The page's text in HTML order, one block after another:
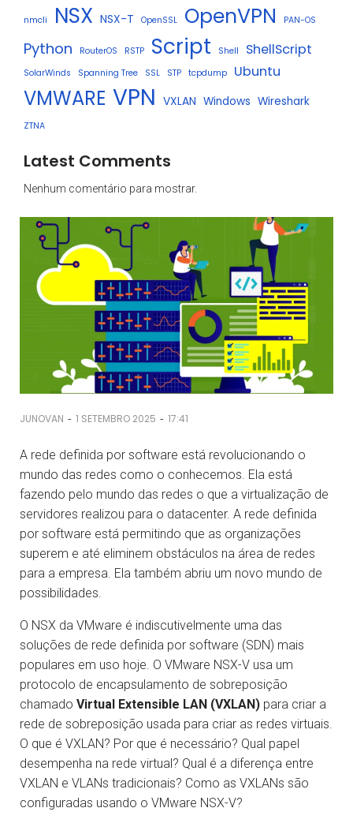
nmcli NSX NSX-T OpenSSL OpenVPN PAN-OS
Python RouterOS RSTP Script Shell ShellScript
SolarWinds Spanning Tree SSL STP tcpdump Ubuntu
VMWARE VPN VXLAN Windows Wireshark
ZTNA
Latest Comments
Nenhum comentário para mostrar.
JUNOVAN - 1 SETEMBRO 2025 - 17:41
A rede definida por software está revolucionando o
mundo das redes como o conhecemos. Ela está
fazendo pelo mundo das redes o que a virtualização de
servidores realizou para o datacenter. A rede definida
por software está permitindo que as organizações
superem e até eliminem obstáculos na área de redes
para a empresa. Ela também abriu um novo mundo de
possibilidades.
O NSX da VMware é indiscutivelmente uma das
soluções de rede definida por software (SDN) mais
populares em uso hoje. O VMware NSX-V usa um
protocolo de encapsulamento de sobreposição
chamado Virtual Extensible LAN (VXLAN) para criar a
rede de sobreposição usada para criar as redes virtuais.
O que é VXLAN? Por que é necessário? Qual papel
desempenha na rede virtual? Qual é a diferença entre
VXLAN e VLANs tradicionais? Como as VXLANs são
configuradas usando o VMware NSX-V?